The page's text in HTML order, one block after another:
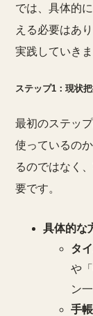
では、具体的
える必要はあ
実践していきま
ステップ1：現状
最初のステッ
使っているの
るのではなく
要です。
具体的な
タ
や
ン
手